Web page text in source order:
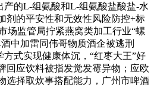
产的L-组氨酸和L-组氨酸盐酸盐-水
剂的平安性和无效性风险防控+标
场监管局拧紧燕窝类加工行业“螺
中加雷同伟哥物质酒企被逃刑
式实现健康体沉，“红枣大王”好
回应饮料被指发觉发霉异物；应欧
选择取炊事搭配能力，广州市啤酒